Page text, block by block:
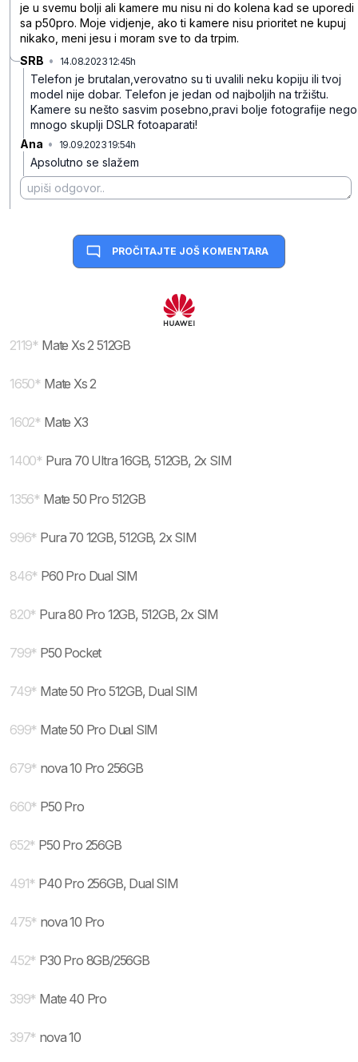
je u svemu bolji ali kamere mu nisu ni do kolena kad se uporedi
sa p50pro. Moje vidjenje, ako ti kamere nisu prioritet ne kupuj
nikako, meni jesu i moram sve to da trpim.
SRB • 14.08.2023 12:45h
Telefon je brutalan,verovatno su ti uvalili neku kopiju ili tvoj
model nije dobar. Telefon je jedan od najboljih na tržištu.
Kamere su nešto sasvim posebno,pravi bolje fotografije nego
mnogo skuplji DSLR fotoaparati!
Ana • 19.09.2023 19:54h
Apsolutno se slažem
PROČITAJTE JOŠ KOMENTARA
2119* Mate Xs 2 512GB
1650* Mate Xs 2
1602* Mate X3
1400* Pura 70 Ultra 16GB, 512GB, 2x SIM
1356* Mate 50 Pro 512GB
996* Pura 70 12GB, 512GB, 2x SIM
846* P60 Pro Dual SIM
820* Pura 80 Pro 12GB, 512GB, 2x SIM
799* P50 Pocket
749* Mate 50 Pro 512GB, Dual SIM
699* Mate 50 Pro Dual SIM
679* nova 10 Pro 256GB
660* P50 Pro
652* P50 Pro 256GB
491* P40 Pro 256GB, Dual SIM
475* nova 10 Pro
452* P30 Pro 8GB/256GB
399* Mate 40 Pro
397* nova 10